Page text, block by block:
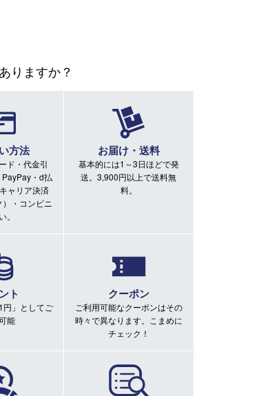
りますか？
方法
ド・代金引
・d払
ャリア決済
）・コンビニ
。
お届け・送料
基本的には1～3日ほどで発
送。3,900円以上で送料無
料。
ト
円」としてご
能
クーポン
ご利用可能なクーポンはその
時々で異なります。こまめに
チェック！